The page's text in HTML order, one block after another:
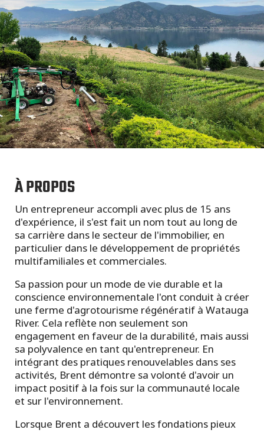
À PROPOS
Un entrepreneur accompli avec plus de 15 ans
d'expérience, il s'est fait un nom tout au long de
sa carrière dans le secteur de l'immobilier, en
particulier dans le développement de propriétés
multifamiliales et commerciales.
Sa passion pour un mode de vie durable et la
conscience environnementale l'ont conduit à créer
une ferme d'agrotourisme régénératif à Watauga
River. Cela reflète non seulement son
engagement en faveur de la durabilité, mais aussi
sa polyvalence en tant qu'entrepreneur. En
intégrant des pratiques renouvelables dans ses
activités, Brent démontre sa volonté d'avoir un
impact positif à la fois sur la communauté locale
et sur l'environnement.
Lorsque Brent a découvert les fondations pieux